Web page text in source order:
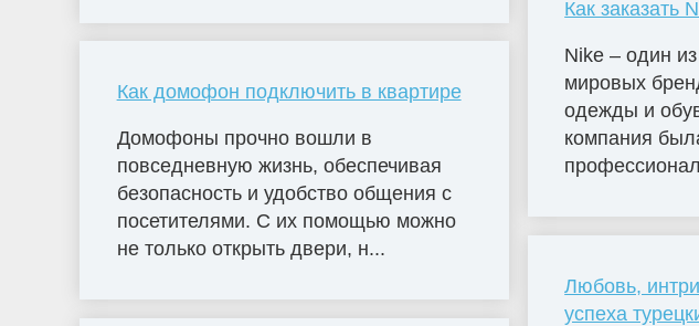
Как домофон подключить в квартире
Домофоны прочно вошли в
повседневную жизнь, обеспечивая
безопасность и удобство общения с
посетителями. С их помощью можно
не только открыть двери, н...
Как заказать
Nike – один
мировых
одежды и
компания
Любовь,
успеха